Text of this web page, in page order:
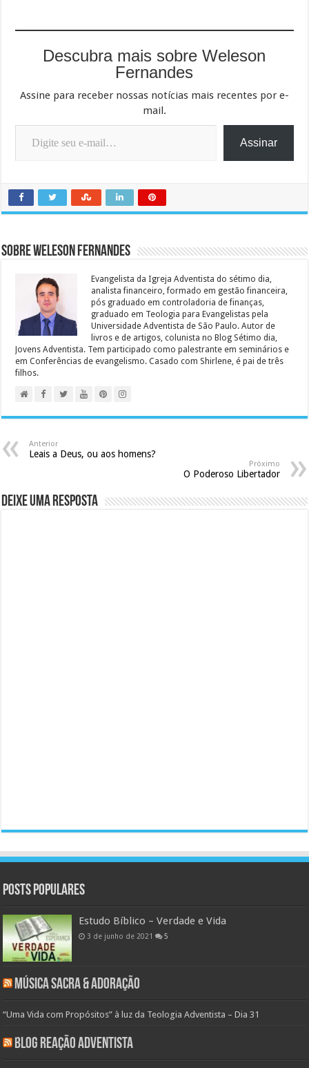
Descubra mais sobre Weleson
Fernandes
Assine para receber nossas notícias mais recentes por e-
mail.
Digite seu e-mail…
Assinar
Sobre Weleson Fernandes
Evangelista da Igreja Adventista do sétimo dia,
analista financeiro, formado em gestão financeira,
pós graduado em controladoria de finanças,
graduado em Teologia para Evangelistas pela
Universidade Adventista de São Paulo. Autor de
livros e de artigos, colunista no Blog Sétimo dia,
Jovens Adventista. Tem participado como palestrante em seminários e
em Conferências de evangelismo. Casado com Shirlene, é pai de três
filhos.
Anterior
Leais a Deus, ou aos homens?
Próximo
O Poderoso Libertador
Deixe uma resposta
Posts populares
Estudo Bíblico – Verdade e Vida
3 de junho de 2021 5
Música Sacra & Adoração
“Uma Vida com Propósitos” à luz da Teologia Adventista – Dia 31
Blog Reação Adventista